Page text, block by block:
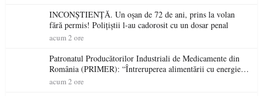
INCONȘTIENȚĂ. Un oșan de 72 de ani, prins la volan
fără permis! Polițiștii l-au cadorosit cu un dosar penal
acum 2 ore
Patronatul Producătorilor Industriali de Medicamente din
România (PRIMER): “Întreruperea alimentării cu energie
electrică a fabricilor de medicamente va pune în pericol
acum 2 ore